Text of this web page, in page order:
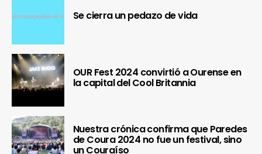
Se cierra un pedazo de vida
OUR Fest 2024 convirtió a Ourense en
la capital del Cool Britannia
Nuestra crónica confirma que Paredes
de Coura 2024 no fue un festival, sino
un Couraíso